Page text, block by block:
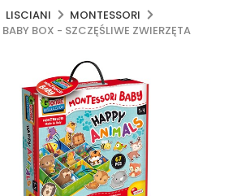
LISCIANI
MONTESSORI
BOX - SZCZĘŚLIWE ZWIERZĘTA